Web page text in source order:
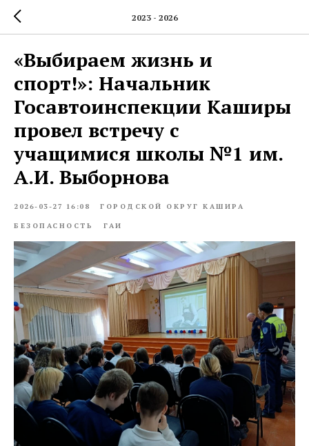
2023 - 2026
«Выбираем жизнь и
спорт!»: Начальник
Госавтоинспекции Каширы
провел встречу с
учащимися школы №1 им.
А.И. Выборнова
2026-03-27 16:08 ГОРОДСКОЙ ОКРУГ КАШИРА
БЕЗОПАСНОСТЬ ГАИ